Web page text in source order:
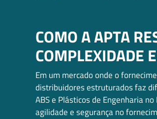
COMO A APTA
COMPLEXIDADE
Em um mercado onde o
distribuidores estruturados faz
ABS e Plásticos de Engenharia
agilidade e segurança no